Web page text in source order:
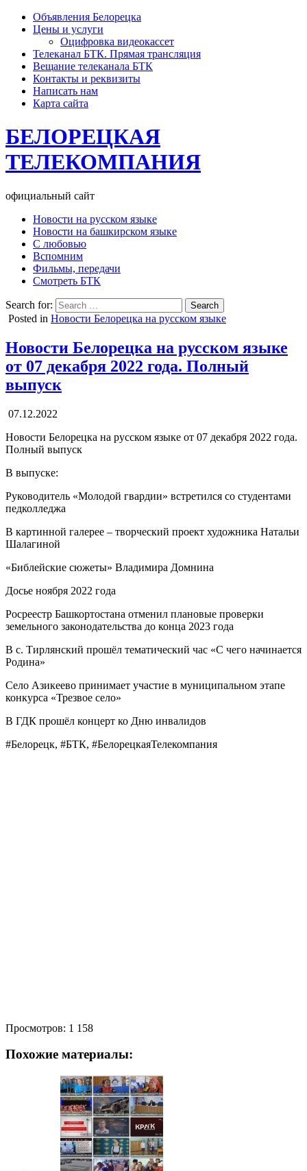
Объявления Белорецка
Цены и услуги
Оцифровка видеокассет
Телеканал БТК. Прямая трансляция
Вещание телеканала БТК
Контакты и реквизиты
Написать нам
Карта сайта
БЕЛОРЕЦКАЯ
ТЕЛЕКОМПАНИЯ
официальный сайт
Новости на русском языке
Новости на башкирском языке
С любовью
Вспомним
Фильмы, передачи
Смотреть БТК
Search for:
Posted in Новости Белорецка на русском языке
Новости Белорецка на русском языке
от 07 декабря 2022 года. Полный
выпуск
07.12.2022
Новости Белорецка на русском языке от 07 декабря 2022 года.
Полный выпуск
В выпуске:
Руководитель «Молодой гвардии» встретился со студентами
педколледжа
В картинной галерее – творческий проект художника Натальи
Шалагиной
«Библейские сюжеты» Владимира Домнина
Досье ноября 2022 года
Росреестр Башкортостана отменил плановые проверки
земельного законодательства до конца 2023 года
В с. Тирлянский прошёл тематический час «С чего начинается
Родина»
Село Азикеево принимает участие в муниципальном этапе
конкурса «Трезвое село»
В ГДК прошёл концерт ко Дню инвалидов
#Белорецк, #БТК, #БелорецкаяТелекомпания
Просмотров: 1 158
Похожие материалы: